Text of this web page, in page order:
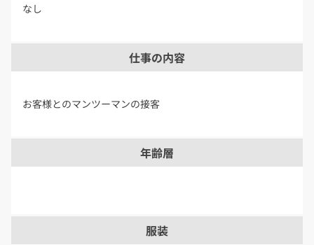
なし
仕事の内容
お客様とのマンツーマンの接客
年齢層
服装